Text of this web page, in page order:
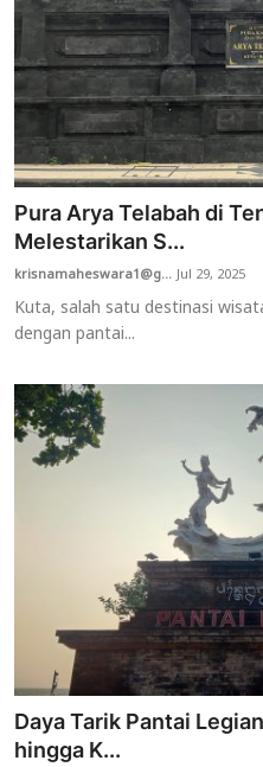
Pura Arya Telabah di
Melestarikan S...
krisnamaheswara1@g...Jul 29, 2025
Kuta, salah satu destinasi
dengan pantai...
Daya Tarik Pantai
hingga K...